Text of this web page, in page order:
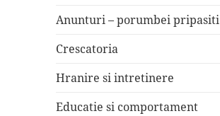
Anunturi – porumbei pripasiti
Crescatoria
Hranire si intretinere
Educatie si comportament